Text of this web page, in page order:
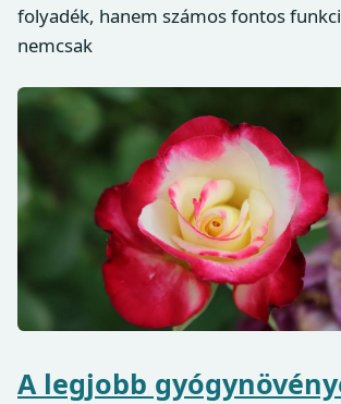
folyadék, hanem számos fontos
nemcsak
A legjobb